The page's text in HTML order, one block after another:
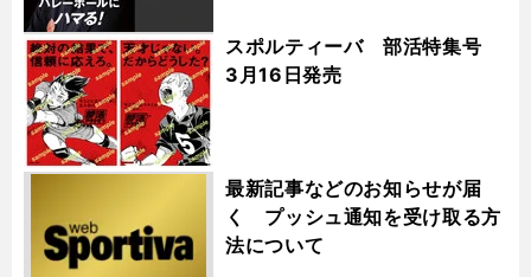
スポルティーバ 部活特集号
3月16日発売
最新記事などのお知らせが届
く プッシュ通知を受け取る方
法について